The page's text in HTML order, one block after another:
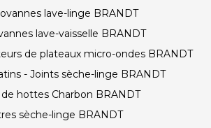
lave-linge BRANDT
lave-vaisselle BRANDT
de plateaux micro-ondes BRANDT
- Joints sèche-linge BRANDT
de hottes Charbon BRANDT
sèche-linge BRANDT